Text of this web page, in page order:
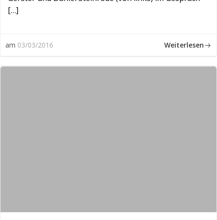
[…]
am 03/03/2016 Weiterlesen